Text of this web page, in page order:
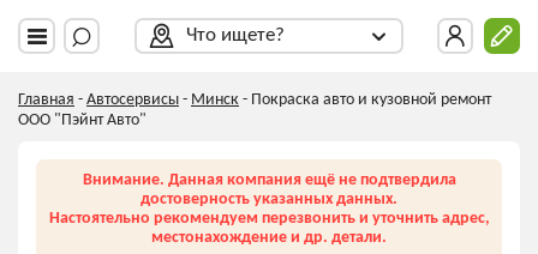
Что ищете?
Главная - Автосервисы - Минск - Покраска авто и кузовной ремонт
ООО "Пэйнт Авто"
Внимание. Данная компания ещё не подтвердила
достоверность указанных данных.
Настоятельно рекомендуем перезвонить и уточнить адрес,
местонахождение и др. детали.